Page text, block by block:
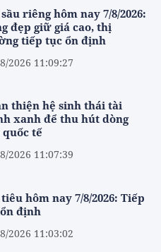
riêng hôm nay 7/8/2026:
đẹp giữ giá cao, thị
tiếp tục ổn định
2026 11:09:27
thiện hệ sinh thái tài
xanh để thu hút dòng
quốc tế
2026 11:07:39
hôm nay 7/8/2026: Tiếp
định
2026 11:03:02